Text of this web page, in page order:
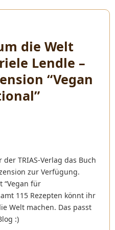
die Welt
Lendle –
“Vegan
TRIAS-Verlag das Buch
zur Verfügung.
“Vegan für
115 Rezepten könnt ihr
Welt machen. Das passt
:)